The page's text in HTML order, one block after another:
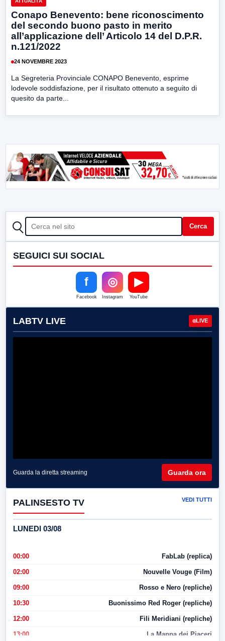
Conapo Benevento: bene riconoscimento
del secondo buono pasto in merito
all’applicazione dell’ Articolo 14 del D.P.R.
n.121/2022
24 NOVEMBRE 2023
La Segreteria Provinciale CONAPO Benevento, esprime
lodevole soddisfazione, per il risultato ottenuto a seguito di
quesito da parte...
CERCA Cerca
SEGUICI SUI SOCIAL
f
Facebook
◎
Instagram
▶
YouTube
LABTV LIVE LIVE
Guarda la diretta streaming Guarda ora
PALINSESTO TV VEDI TUTTI
LUNEDI 03/08
00:00 FabLab (replica)
02:00 Nouvelle Vouge (Film)
09:00 Rosso e Nero (repliche)
10:30 Buonissimo Red Roger (repliche)
12:00 Fili Meridiani (repliche)
13:00 La Mappa dei Piaceri